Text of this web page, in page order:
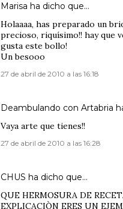
Marisa ha dicho que…
Holaaaa, has preparado un
precioso, riquísimo!! hay que
gusta este bollo!
Un besooo
27 de abril de 2010 a las 16:18
Deambulando con Artabria
Vaya arte que tienes!!
27 de abril de 2010 a las 16:28
CHUS ha dicho que…
QUE HERMOSURA DE
EXPLICACIÒN ERES UN